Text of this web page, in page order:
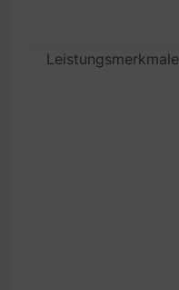
Leistungsmerkmale